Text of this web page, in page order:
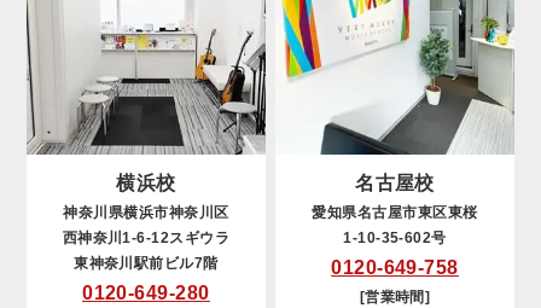
横浜校
神奈川県横浜市神奈川区
西神奈川1-6-12スギウラ
東神奈川駅前ビル7階
0120-649-280
名古屋校
愛知県名古屋市東区東桜
1-10-35-602号
0120-649-758
[営業時間]